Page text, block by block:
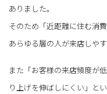
ありました。
そのため「近距離に住む消
あらゆる層の人が来店しや
また「お客様の来店頻度が
り上げを伸ばしにくい」と